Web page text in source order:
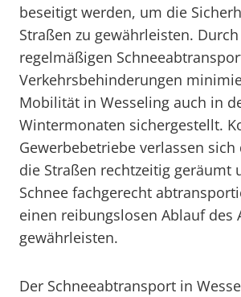
beseitigt werden, um die
Straßen zu gewährleisten.
regelmäßigen
Verkehrsbehinderungen
Mobilität in Wesseling auch in
Wintermonaten sichergestellt.
Gewerbebetriebe verlassen sich
die Straßen rechtzeitig geräumt
Schnee fachgerecht
einen reibungslosen Ablauf des
gewährleisten.
Der Schneeabtransport in